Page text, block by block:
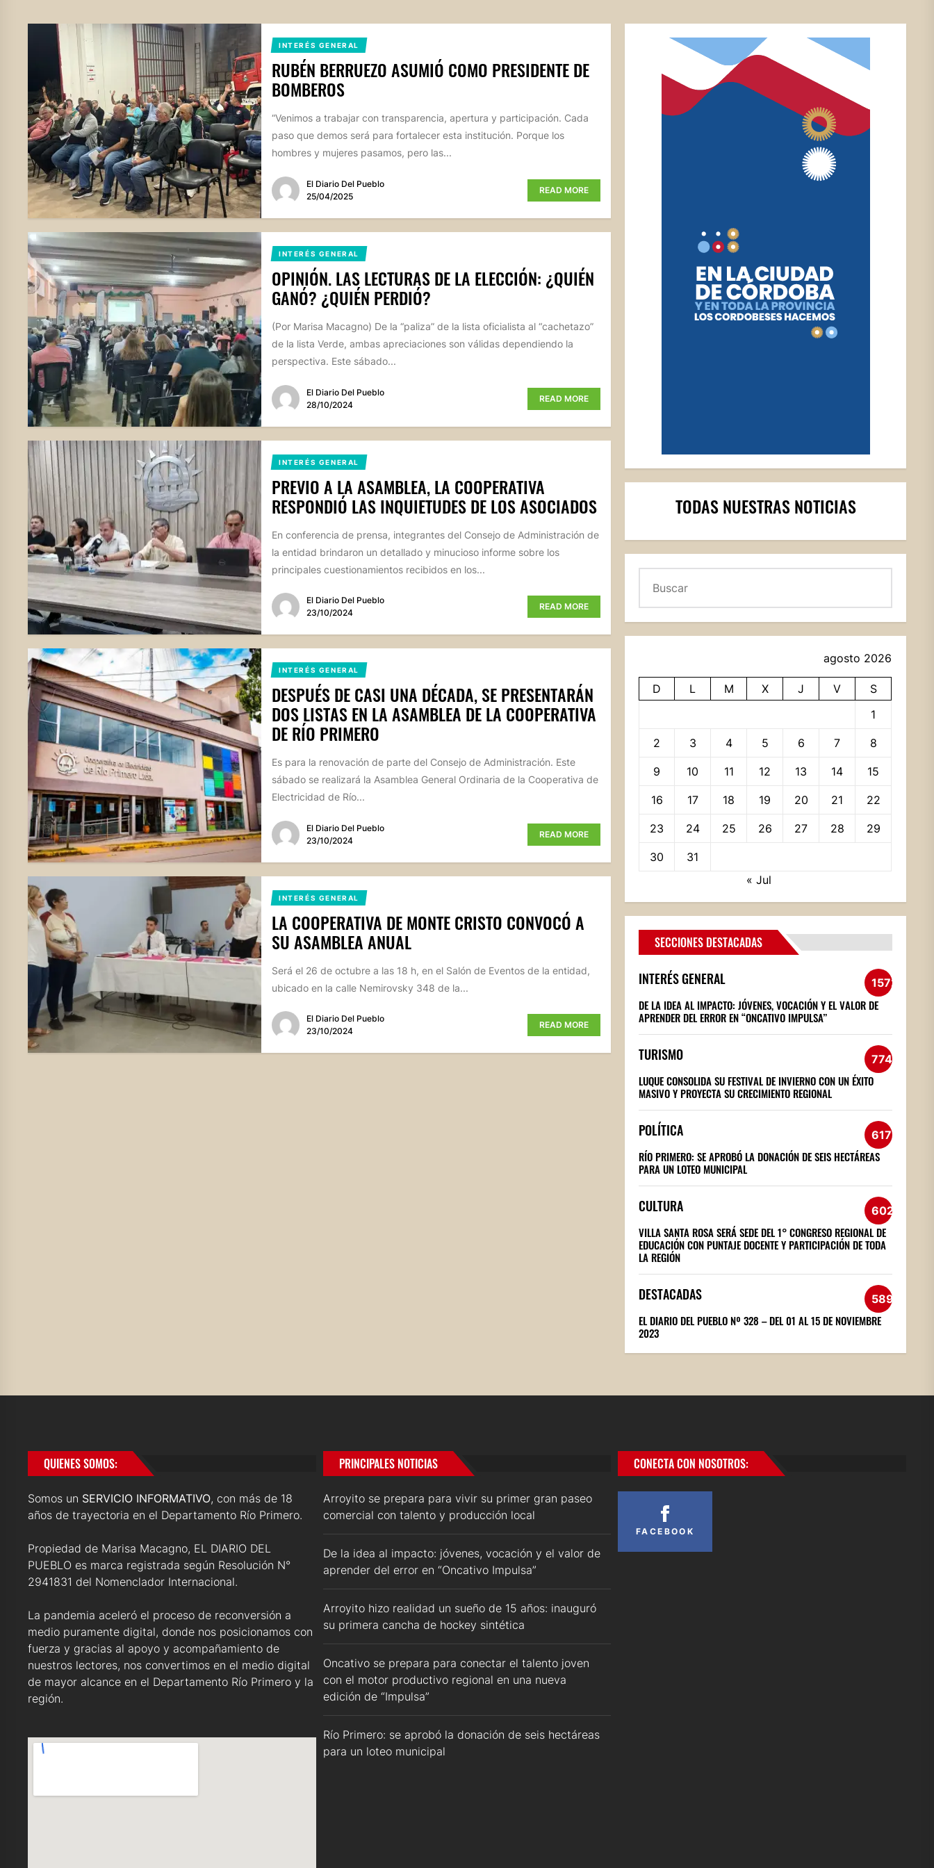
INTERÉS GENERAL
RUBÉN BERRUEZO ASUMIÓ COMO PRESIDENTE DE
BOMBEROS
“Venimos a trabajar con transparencia, apertura y participación. Cada
paso que demos será para fortalecer esta institución. Porque los
hombres y mujeres pasamos, pero las...
El Diario Del Pueblo
25/04/2025
READ MORE
INTERÉS GENERAL
OPINIÓN. LAS LECTURAS DE LA ELECCIÓN: ¿QUIÉN
GANÓ? ¿QUIÉN PERDIÓ?
(Por Marisa Macagno) De la “paliza” de la lista oficialista al “cachetazo”
de la lista Verde, ambas apreciaciones son válidas dependiendo la
perspectiva. Este sábado...
El Diario Del Pueblo
28/10/2024
READ MORE
INTERÉS GENERAL
PREVIO A LA ASAMBLEA, LA COOPERATIVA
RESPONDIÓ LAS INQUIETUDES DE LOS ASOCIADOS
En conferencia de prensa, integrantes del Consejo de Administración de
la entidad brindaron un detallado y minucioso informe sobre los
principales cuestionamientos recibidos en los...
El Diario Del Pueblo
23/10/2024
READ MORE
INTERÉS GENERAL
DESPUÉS DE CASI UNA DÉCADA, SE PRESENTARÁN
DOS LISTAS EN LA ASAMBLEA DE LA COOPERATIVA
DE RÍO PRIMERO
Es para la renovación de parte del Consejo de Administración. Este
sábado se realizará la Asamblea General Ordinaria de la Cooperativa de
Electricidad de Río...
El Diario Del Pueblo
23/10/2024
READ MORE
INTERÉS GENERAL
LA COOPERATIVA DE MONTE CRISTO CONVOCÓ A
SU ASAMBLEA ANUAL
Será el 26 de octubre a las 18 h, en el Salón de Eventos de la entidad,
ubicado en la calle Nemirovsky 348 de la...
El Diario Del Pueblo
23/10/2024
READ MORE
TODAS NUESTRAS NOTICIAS
agosto 2026
D L M X J V
S
1
2 3 4 5 6 7 8
9 10 11 12 13 14 15
16 17 18 19 20 21 22
23 24 25 26 27 28 29
30
31
« Jul
SECCIONES DESTACADAS
INTERÉS GENERAL 1572
DE LA IDEA AL IMPACTO: JÓVENES, VOCACIÓN Y EL VALOR DE
APRENDER DEL ERROR EN “ONCATIVO IMPULSA”
TURISMO 774
LUQUE CONSOLIDA SU FESTIVAL DE INVIERNO CON UN ÉXITO
MASIVO Y PROYECTA SU CRECIMIENTO REGIONAL
POLÍTICA 617
RÍO PRIMERO: SE APROBÓ LA DONACIÓN DE SEIS HECTÁREAS
PARA UN LOTEO MUNICIPAL
CULTURA 602
VILLA SANTA ROSA SERÁ SEDE DEL 1° CONGRESO REGIONAL DE
EDUCACIÓN CON PUNTAJE DOCENTE Y PARTICIPACIÓN DE TODA
LA REGIÓN
DESTACADAS 589
EL DIARIO DEL PUEBLO Nº 328 – DEL 01 AL 15 DE NOVIEMBRE
2023
QUIENES SOMOS:
Somos un SERVICIO INFORMATIVO, con más de 18
años de trayectoria en el Departamento Río Primero.
Propiedad de Marisa Macagno, EL DIARIO DEL
PUEBLO es marca registrada según Resolución N°
2941831 del Nomenclador Internacional.
La pandemia aceleró el proceso de reconversión a
medio puramente digital, donde nos posicionamos con
fuerza y gracias al apoyo y acompañamiento de
nuestros lectores, nos convertimos en el medio digital
de mayor alcance en el Departamento Río Primero y la
región.
PRINCIPALES NOTICIAS
Arroyito se prepara para vivir su primer gran paseo
comercial con talento y producción local
De la idea al impacto: jóvenes, vocación y el valor de
aprender del error en “Oncativo Impulsa”
Arroyito hizo realidad un sueño de 15 años: inauguró
su primera cancha de hockey sintética
Oncativo se prepara para conectar el talento joven
con el motor productivo regional en una nueva
edición de “Impulsa”
Río Primero: se aprobó la donación de seis hectáreas
para un loteo municipal
CONECTA CON NOSOTROS:
FACEBOOK